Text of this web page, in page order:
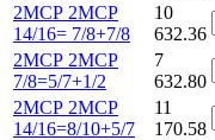
2МСР 2МСР
14/16= 7/8+7/8
10
632.36
2МСР 2МСР
7/8=5/7+1/2
7
632.80
2МСР 2МСР
14/16=8/10+5/7
11
170.58